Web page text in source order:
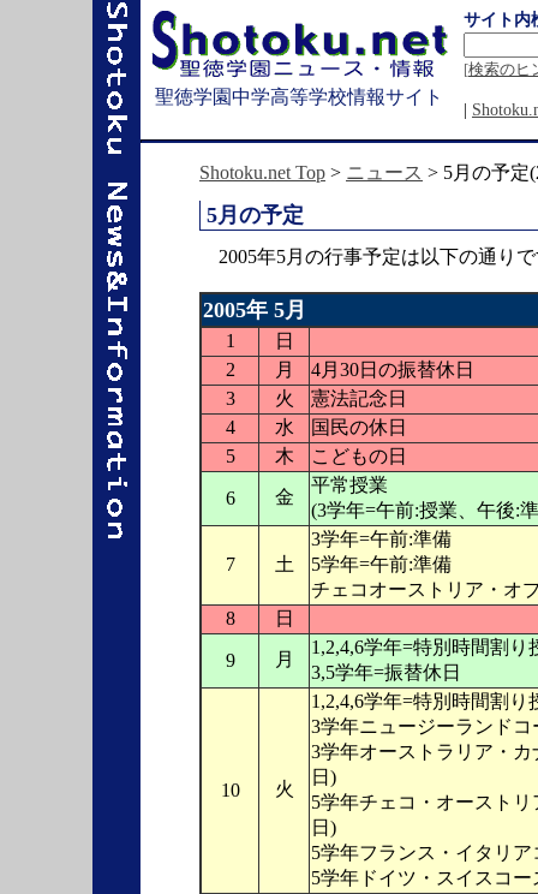
聖徳学園中学高等学校情報サイト
サイト内
[検索のヒ
|
Shotoku.net Top > ニュース > 5月の予定
5月の予定
2005年5月の行事予定は以下の通り
2005年 5月
1
日
2
月
4月30日の振替休日
3
火
憲法記念日
4
水
国民の休日
5
木 こどもの日
6 金
平常授業
(3学年=午前:授業、午後:
7 土
3学年=午前:準備
5学年=午前:準備
チェコオーストリア・オ
8
日
9 月
1,2,4,6学年=特別時間割り
3,5学年=振替休日
10 火
1,2,4,6学年=特別時間割り
3学年ニュージーランド
3学年オーストラリア・
日)
5学年チェコ・オースト
日)
5学年フランス・イタリ
5学年ドイツ・スイスコー